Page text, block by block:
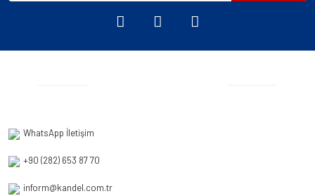
WhatsApp İletişim
+90 (282) 653 87 70
inform@kandel.com.tr